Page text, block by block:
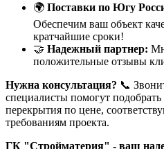
🌍 Поставки по Югу
Обеспечим ваш объект
кратчайшие сроки!
🤝 Надежный партнер:
положительные отзывы
Нужна консультация? 📞
специалисты помогут
перекрытия по цене,
требованиям проекта.
ГК "Стройматерия" - ваш